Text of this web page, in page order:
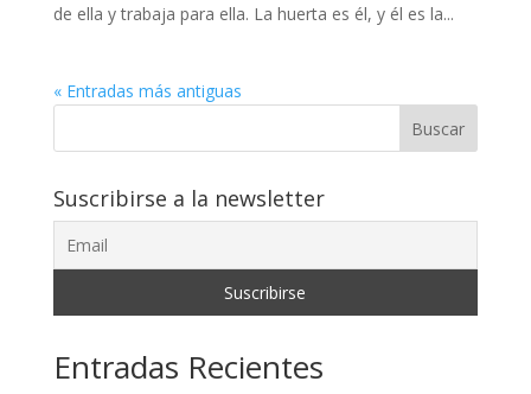
de ella y trabaja para ella. La huerta es él, y él es la...
« Entradas más antiguas
Buscar
Suscribirse a la newsletter
Entradas Recientes